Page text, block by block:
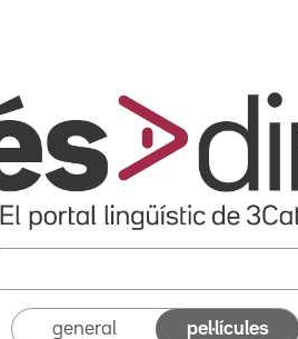
general pel·lícules